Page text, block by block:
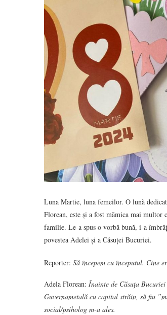
Luna Martie, luna femeilor. O lună
Florean, este și a fost mămica mai
familie. Le-a spus o vorbă bună, i-a
povestea Adelei și a Căsuței Bucuriei.
Reporter: Să începem cu începutul. Cine
Adela Florean: Înainte de Căsuța
Guvernametală cu capital străin, să fiu
social/psiholog m-a ales.